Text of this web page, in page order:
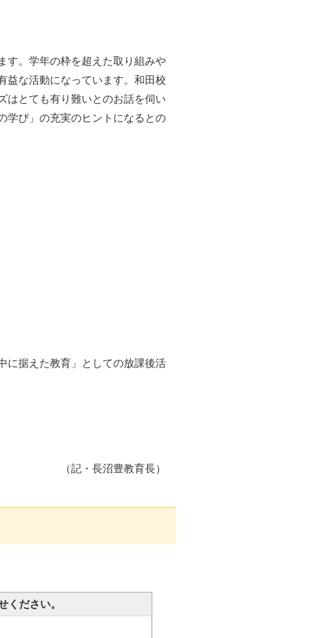
す。学年の枠を超えた取り組みや
益な活動になっています。和田校
はとても有り難いとのお話を伺い
学び」の充実のヒントになるとの
に据えた教育」としての放課後活
（記・長沼豊教育長）
ください。